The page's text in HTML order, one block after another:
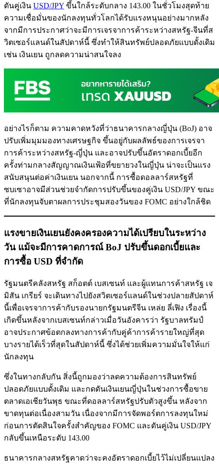
ดันคู่เงิน USD/JPY ขึ้นใกล้ระดับกลาง 143.00 ในชั่วโมงสุดท้าย
ความเชื่อมั่นของนักลงทุนทั่วโลกได้รับแรงหนุนอย่างมากหลัง
จากมีการประกาศว่าจะมีการเจรจาการค้าระหว่างสหรัฐ-จีนที่ส
วิตเซอร์แลนด์ในสัปดาห์นี้ ซึ่งทำให้สินทรัพย์ปลอดภัยแบบดั้งเดิม
เช่น เงินเยน ถูกลดความน่าสนใจลง
อย่างไรก็ตาม ความคาดหวังที่ว่าธนาคารกลางญี่ปุ่น (BoJ) อาจ
ปรับเพิ่มมุมมองทางเศรษฐกิจ ขึ้นอยู่กับผลลัพธ์ของการเจรจา
การค้าระหว่างสหรัฐ-ญี่ปุ่น และอาจปรับขึ้นอัตราดอกเบี้ยอีก
ครั้งท่ามกลางสัญญาณเงินเฟ้อที่ขยายวงในญี่ปุ่น น่าจะเป็นแรง
สนับสนุนต่อค่าเงินเยน นอกจากนี้ การซื้อดอลลาร์สหรัฐที่
ซบเซาอาจมีส่วนช่วยจำกัดการปรับขึ้นของคู่เงิน USD/JPY ขณะ
ที่นักลงทุนจับตาผลการประชุมสองวันของ FOMC อย่างใกล้ชิด
แรงขายเงินเยนยังคงครองความได้เปรียบในระหว่าง
วัน แม้จะมีการคาดการณ์ BoJ ปรับขึ้นดอกเบี้ยและ
การซื้อ USD ที่จำกัด
รัฐมนตรีคลังสหรัฐ สก็อตต์ เบสเซนท์ และผู้แทนการค้าสหรัฐ เจ
มิสัน เกรียร์ จะเดินทางไปยังสวิตเซอร์แลนด์ในช่วงปลายสัปดาห์
นี้เพื่อเจรจาการค้ากับรองนายกรัฐมนตรีจีน เหล่ย ลี่เฟิง เรื่องนี้
เกิดขึ้นหลังจากเบสเซนท์กล่าวเมื่อวันอังคารว่า รัฐบาลทรัมป์
อาจประกาศข้อตกลงทางการค้ากับคู่ค้าการค้ารายใหญ่ที่สุด
บางรายได้เร็วที่สุดในสัปดาห์นี้ ซึ่งได้ช่วยเพิ่มความมั่นใจให้แก่
นักลงทุน
ซึ่งในทางกลับกัน สิ่งนี้ถูกมองว่าลดความต้องการสินทรัพย์
ปลอดภัยแบบดั้งเดิม และกดดันเงินเยนญี่ปุ่นในช่วงการซื้อขาย
ตลาดเอเชียวันพุธ ขณะที่ดอลลาร์สหรัฐปรับตัวสูงขึ้น หลังจาก
ขาดทุนต่อเนื่องสามวัน เนื่องจากมีการจัดพอร์ตการลงทุนใหม่
ก่อนการตัดสินใจครั้งสำคัญของ FOMC และดันคู่เงิน USD/JPY
กลับขึ้นเหนือระดับ 143.00
ธนาคารกลางสหรัฐคาดว่าจะคงอัตราดอกเบี้ยไว้ไม่เปลี่ยนแปลง